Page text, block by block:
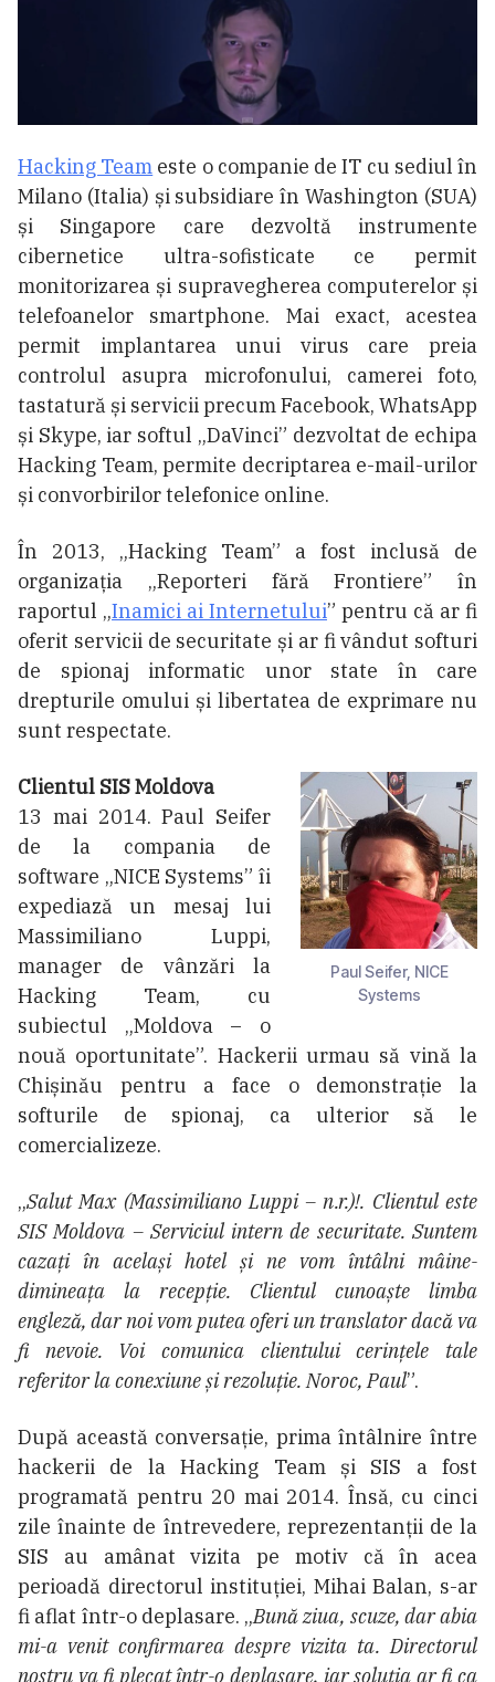
Hacking Team este o companie de IT cu sediul în
Milano (Italia) și subsidiare în Washington (SUA)
și Singapore care dezvoltă instrumente
cibernetice ultra-sofisticate ce permit
monitorizarea și supravegherea computerelor și
telefoanelor smartphone. Mai exact, acestea
permit implantarea unui virus care preia
controlul asupra microfonului, camerei foto,
tastatură și servicii precum Facebook, WhatsApp
și Skype, iar softul „DaVinci” dezvoltat de echipa
Hacking Team, permite decriptarea e-mail-urilor
și convorbirilor telefonice online.
În 2013, „Hacking Team” a fost inclusă de
organizația „Reporteri fără Frontiere” în
raportul „Inamici ai Internetului” pentru că ar fi
oferit servicii de securitate și ar fi vândut softuri
de spionaj informatic unor state în care
drepturile omului și libertatea de exprimare nu
sunt respectate.
Paul Seifer, NICE
Systems
Clientul SIS Moldova
13 mai 2014. Paul Seifer
de la compania de
software „NICE Systems” îi
expediază un mesaj lui
Massimiliano Luppi,
manager de vânzări la
Hacking Team, cu
subiectul „Moldova – o
nouă oportunitate”. Hackerii urmau să vină la
Chișinău pentru a face o demonstrație la
softurile de spionaj, ca ulterior să le
comercializeze.
„Salut Max (Massimiliano Luppi – n.r.)!. Clientul este
SIS Moldova – Serviciul intern de securitate. Suntem
cazați în același hotel și ne vom întâlni mâine-
dimineața la recepție. Clientul cunoaște limba
engleză, dar noi vom putea oferi un translator dacă va
fi nevoie. Voi comunica clientului cerințele tale
referitor la conexiune și rezoluție. Noroc, Paul”.
După această conversație, prima întâlnire între
hackerii de la Hacking Team și SIS a fost
programată pentru 20 mai 2014. Însă, cu cinci
zile înainte de întrevedere, reprezentanții de la
SIS au amânat vizita pe motiv că în acea
perioadă directorul instituției, Mihai Balan, s-ar
fi aflat într-o deplasare. „Bună ziua, scuze, dar abia
mi-a venit confirmarea despre vizita ta. Directorul
nostru va fi plecat într-o deplasare, iar soluția ar fi ca